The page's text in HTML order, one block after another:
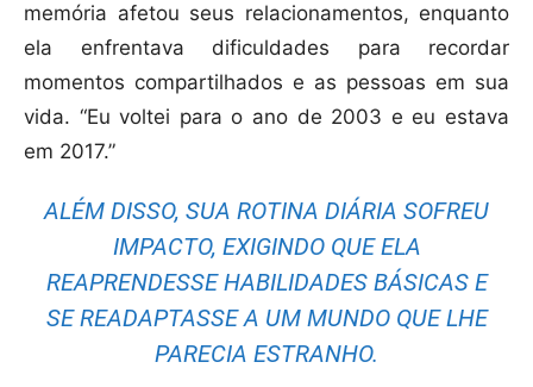
memória afetou seus relacionamentos, enquanto
ela enfrentava dificuldades para recordar
momentos compartilhados e as pessoas em sua
vida. “Eu voltei para o ano de 2003 e eu estava
em 2017.”
ALÉM DISSO, SUA ROTINA DIÁRIA SOFREU
IMPACTO, EXIGINDO QUE ELA
REAPRENDESSE HABILIDADES BÁSICAS E
SE READAPTASSE A UM MUNDO QUE LHE
PARECIA ESTRANHO.